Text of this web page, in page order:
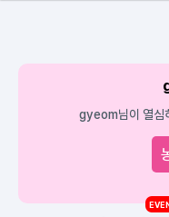
gyeom님이 열심